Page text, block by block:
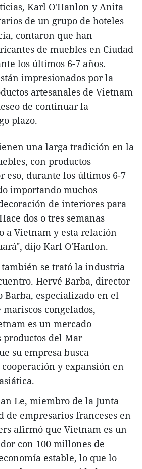
Karl O'Hanlon y Anita
de un grupo de hoteles
contaron que han
de muebles en Ciudad
los últimos 6-7 años.
impresionados por la
artesanales de Vietnam
de continuar la
plazo.
una larga tradición en la
con productos
eso, durante los últimos 6-7
importando muchos
de interiores para
dos o tres semanas
a Vietnam y esta relación
dijo Karl O'Hanlon.
se trató la industria
Hervé Barba, director
Barba, especializado en el
congelados,
es un mercado
del Mar
su empresa busca
y expansión en
Le, miembro de la Junta
de empresarios franceses en
afirmó que Vietnam es un
con 100 millones de
estable, lo que lo